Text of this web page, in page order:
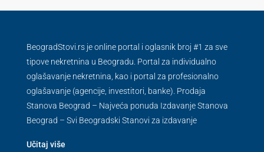
BeogradStovi.rs je online portal i oglasnik broj #1 za sve
tipove nekretnina u Beogradu. Portal za individualno
oglašavanje nekretnina, kao i portal za profesionalno
oglašavanje (agencije, investitori, banke). Prodaja
Stanova Beograd – Najveća ponuda Izdavanje Stanova
Beograd – Svi Beogradski Stanovi za izdavanje
Učitaj više